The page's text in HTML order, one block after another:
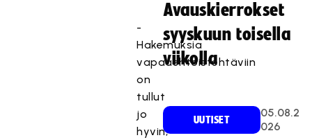
-
Hakemuksia
vapaaehtoistehtäviin
on
tullut
jo
hyvin,
Avauskierrokset
syyskuun toisella
viikolla
UUTISET
05.08.2
026